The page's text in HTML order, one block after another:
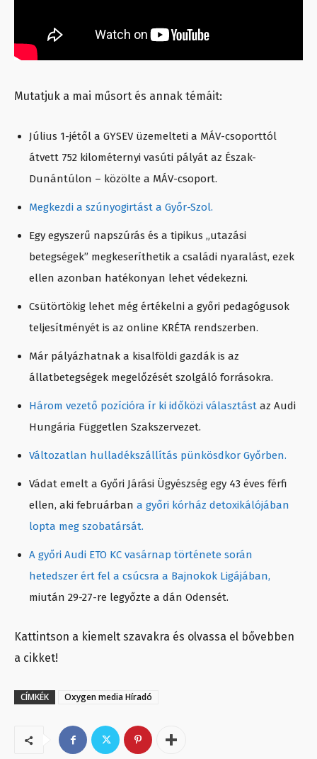
Mutatjuk a mai műsort és annak témáit:
Július 1-jétől a GYSEV üzemelteti a MÁV-csoporttól
átvett 752 kilométernyi vasúti pályát az Észak-
Dunántúlon – közölte a MÁV-csoport.
Megkezdi a szúnyogirtást a Győr-Szol.
Egy egyszerű napszúrás és a tipikus „utazási
betegségek” megkeseríthetik a családi nyaralást, ezek
ellen azonban hatékonyan lehet védekezni.
Csütörtökig lehet még értékelni a győri pedagógusok
teljesítményét is az online KRÉTA rendszerben.
Már pályázhatnak a kisalföldi gazdák is az
állatbetegségek megelőzését szolgáló forrásokra.
Három vezető pozícióra ír ki időközi választást az Audi
Hungária Független Szakszervezet.
Változatlan hulladékszállítás pünkösdkor Győrben.
Vádat emelt a Győri Járási Ügyészség egy 43 éves férfi
ellen, aki februárban a győri kórház detoxikálójában
lopta meg szobatársát.
A győri Audi ETO KC vasárnap története során
hetedszer ért fel a csúcsra a Bajnokok Ligájában,
miután 29-27-re legyőzte a dán Odensét.
Kattintson a kiemelt szavakra és olvassa el bővebben
a cikket!
CÍMKÉK Oxygen media Híradó